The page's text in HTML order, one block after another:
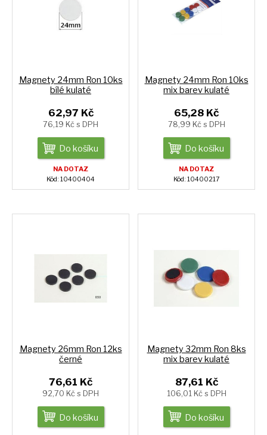
Magnety 24mm Ron 10ks
bílé kulaté
62,97 Kč
76,19 Kč s DPH
Do košíku
NA DOTAZ
Kód: 10400404
Magnety 24mm Ron 10ks
mix barev kulaté
65,28 Kč
78,99 Kč s DPH
Do košíku
NA DOTAZ
Kód: 10400217
Magnety 26mm Ron 12ks
černé
76,61 Kč
92,70 Kč s DPH
Do košíku
Magnety 32mm Ron 8ks
mix barev kulaté
87,61 Kč
106,01 Kč s DPH
Do košíku